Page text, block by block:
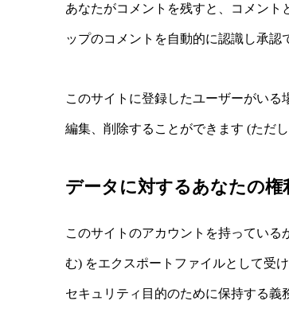
あなたがコメントを残すと、コメン
ップのコメントを自動的に認識し承認
このサイトに登録したユーザーがいる
編集、削除することができます (ただ
データに対するあなたの権
このサイトのアカウントを持ってい
む) をエクスポートファイルとして受
セキュリティ目的のために保持する義